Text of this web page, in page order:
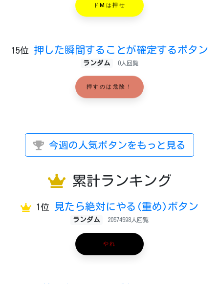
ドMは押せ
15位 押した瞬間することが確定するボタン
ランダム 0人回覧
押すのは危険！
今週の人気ボタンをもっと見る
累計ランキング
1位 見たら絶対にやる(重め)ボタン
ランダム 20574598人回覧
やれ